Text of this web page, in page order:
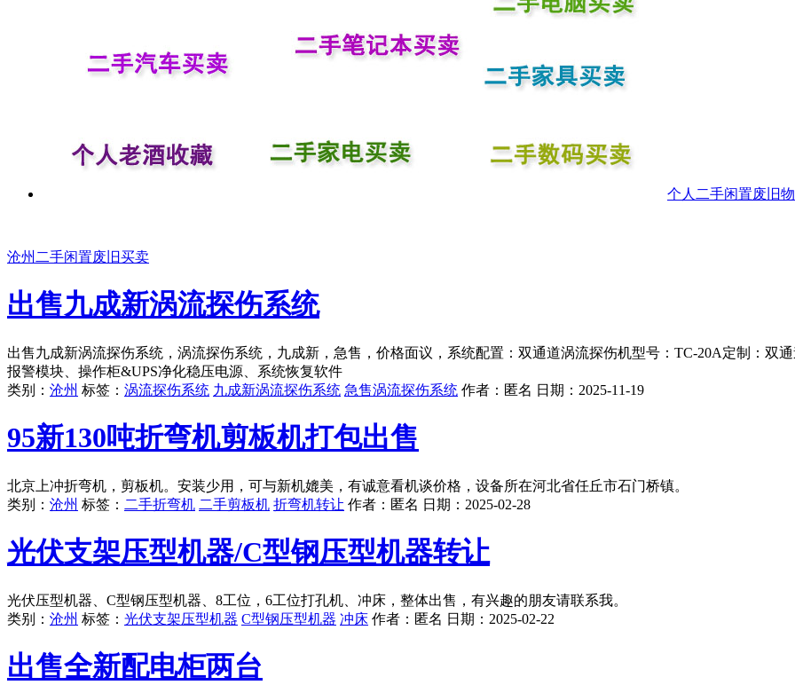
个人二手闲置废旧
沧州二手闲置废旧买卖
出售九成新涡流探伤系统
出售九成新涡流探伤系统，涡流探伤系统，九成新，急售，价格面议，系统配置：双通道涡流探伤机型号：TC-20A定制：双
报警模块、操作柜&UPS净化稳压电源、系统恢复软件
类别： 沧州 标签： 涡流探伤系统 九成新涡流探伤系统 急售涡流探伤系统 作者： 匿名 日期： 2025-11-19
95新130吨折弯机剪板机打包出售
北京上冲折弯机，剪板机。安装少用，可与新机媲美，有诚意看机谈价格，设备所在河北省任丘市石门桥镇。
类别： 沧州 标签： 二手折弯机 二手剪板机 折弯机转让 作者： 匿名 日期： 2025-02-28
光伏支架压型机器/C型钢压型机器转让
光伏压型机器、C型钢压型机器、8工位，6工位打孔机、冲床，整体出售，有兴趣的朋友请联系我。
类别： 沧州 标签： 光伏支架压型机器 C型钢压型机器 冲床 作者： 匿名 日期： 2025-02-22
出售全新配电柜两台